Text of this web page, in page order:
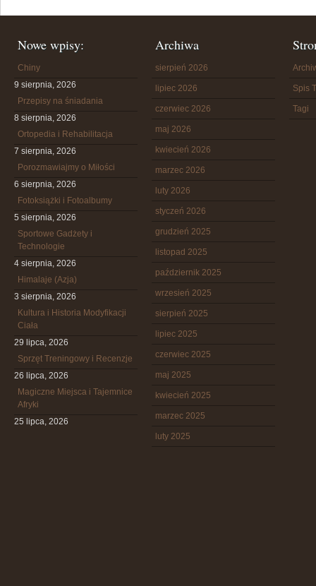
Nowe wpisy:
Chiny
9 sierpnia, 2026
Przepisy na śniadania
8 sierpnia, 2026
Ortopedia i Rehabilitacja
7 sierpnia, 2026
Porozmawiajmy o Miłości
6 sierpnia, 2026
Fotoksiążki i Fotoalbumy
5 sierpnia, 2026
Sportowe Gadżety i
Technologie
4 sierpnia, 2026
Himalaje (Azja)
3 sierpnia, 2026
Kultura i Historia Modyfikacji
Ciała
29 lipca, 2026
Sprzęt Treningowy i Recenzje
26 lipca, 2026
Magiczne Miejsca i Tajemnice
Afryki
25 lipca, 2026
Archiwa
sierpień 2026
lipiec 2026
czerwiec 2026
maj 2026
kwiecień 2026
marzec 2026
luty 2026
styczeń 2026
grudzień 2025
listopad 2025
październik 2025
wrzesień 2025
sierpień 2025
lipiec 2025
czerwiec 2025
maj 2025
kwiecień 2025
marzec 2025
luty 2025
Spis
Tagi